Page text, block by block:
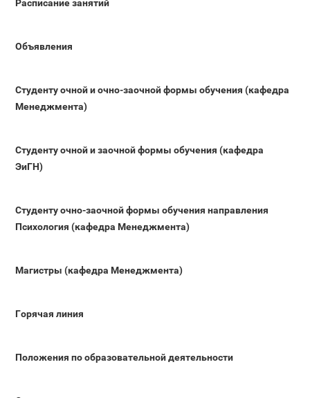
Расписание занятий
Объявления
Студенту очной и очно-заочной формы обучения (кафедра
Менеджмента)
Студенту очной и заочной формы обучения (кафедра
ЭиГН)
Студенту очно-заочной формы обучения направления
Психология (кафедра Менеджмента)
Магистры (кафедра Менеджмента)
Горячая линия
Положения по образовательной деятельности